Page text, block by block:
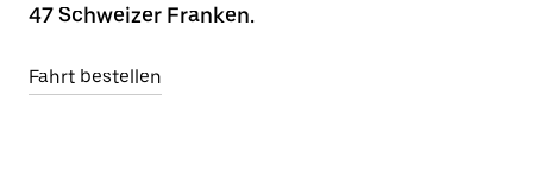
47 Schweizer Franken.
Fahrt bestellen